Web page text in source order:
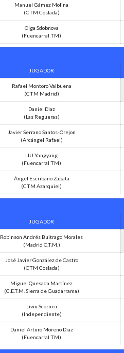
Manuel Gámez Molina
(CTM Coslada)
Olga Sdobnova
(Fuencarral TM)
JUGADOR
Rafael Montoro Valbuena
(CTM Madrid)
Daniel Diaz
(Las Regueras)
Javier Serrano Santos-Orejon
(Arcángel Rafael)
LIU Yangyang
(Fuencarral TM)
Ángel Escribano Zapata
(CTM Azarquiel)
JUGADOR
Robinson Andrés Buitrago Morales
(Madrid C.T.M.)
José Javier González de Castro
(CTM Coslada)
Miguel Quesada Martínez
(C.E.T.M. Sierra de Guadarrama)
Liviu Scornea
(Independiente)
Daniel Arturo Moreno Diaz
(Fuencarral TM)